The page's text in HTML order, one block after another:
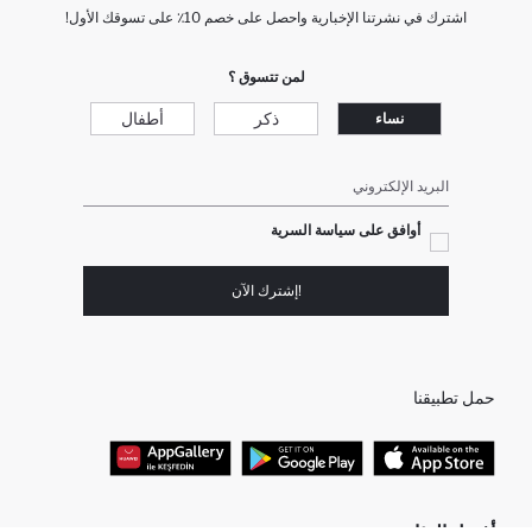
اشترك في نشرتنا الإخبارية واحصل على خصم 10٪ على تسوقك الأول!
لمن تتسوق ؟
نساء ذكر أطفال
البريد الإلكتروني
أوافق على سياسة السرية
!إشترك الآن
حمل تطبيقنا